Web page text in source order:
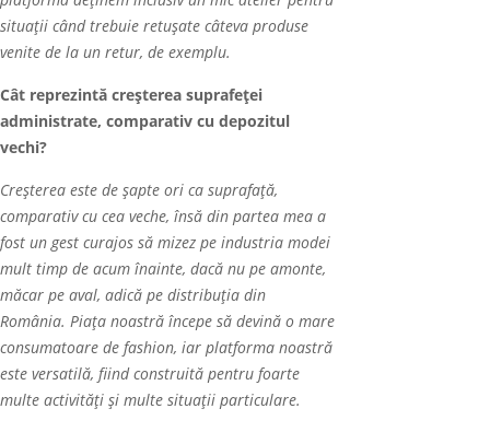
situații când trebuie retușate câteva produse
venite de la un retur, de exemplu.
Cât reprezintă creșterea suprafeței
administrate, comparativ cu depozitul
vechi?
Creșterea este de șapte ori ca suprafață,
comparativ cu cea veche, însă din partea mea a
fost un gest curajos să mizez pe industria modei
mult timp de acum înainte, dacă nu pe amonte,
măcar pe aval, adică pe distribuția din
România. Piața noastră începe să devină o mare
consumatoare de fashion, iar platforma noastră
este versatilă, fiind construită pentru foarte
multe activități şi multe situații particulare.